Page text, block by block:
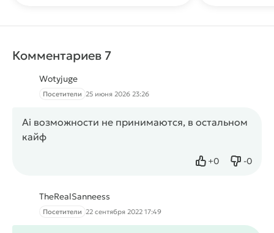
Комментариев 7
Wotyjuge
Посетители 25 июня 2026 23:26
Ai возможности не принимаются, в остальном
кайф
+0
Нравится -0
Не
TheRealSanneess
Посетители 22 сентября 2022 17:49